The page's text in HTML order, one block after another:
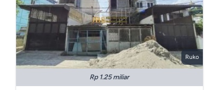
Ruko
Rp 1.25 miliar